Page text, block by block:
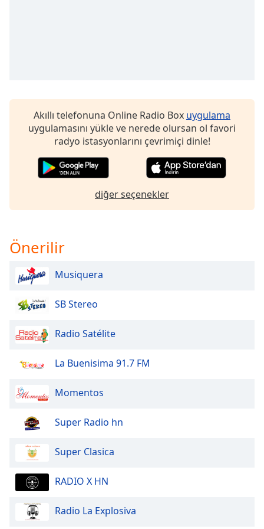
window.
Background
Color
Area
Color
Opacity
Edge
Akıllı telefonuna Online Radio Box uygulama
uygulamasını yükle ve nerede olursan ol favori
radyo istasyonlarını çevrimiçi dinle!
diğer seçenekler
Önerilir
Musiquera
SB Stereo
Radio Satélite
La Buenisima 91.7 FM
Momentos
Super Radio hn
Super Clasica
RADIO X HN
Radio La Explosiva